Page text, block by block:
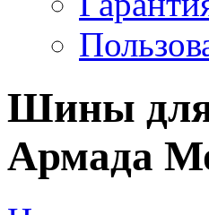
Шины для
Армада